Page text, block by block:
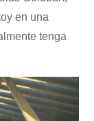
en una
tenga